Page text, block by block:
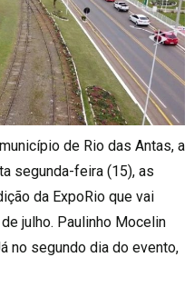
de Rio das Antas, a
segunda-feira (15), as
da ExpoRio que vai
julho. Paulinho Mocelin
no segundo dia do evento,